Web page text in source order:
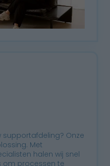
Onze
Met
halen wij snel
om processen te